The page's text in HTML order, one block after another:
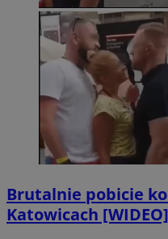
Brutalnie pobicie
Katowicach